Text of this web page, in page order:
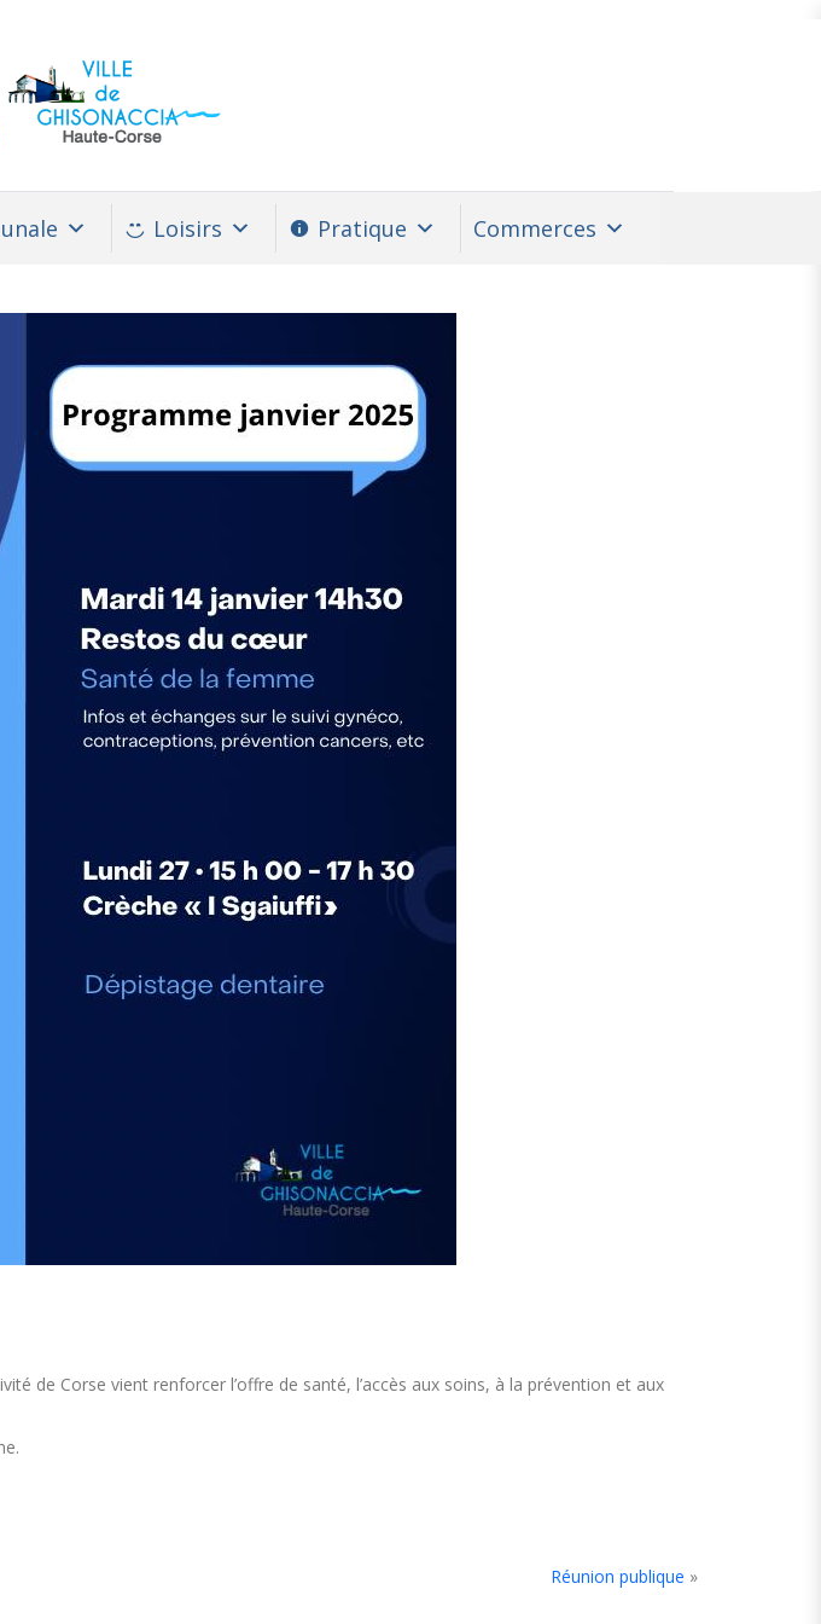
Loisirs Pratique Commerces
de Corse vient renforcer l’offre de santé, l’accès aux soins, à la prévention et aux
Réunion publique »